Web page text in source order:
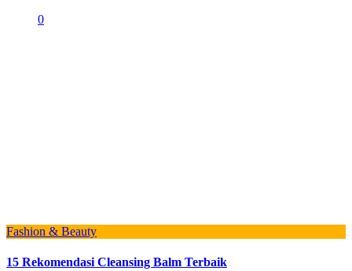
0
Fashion & Beauty
15 Rekomendasi Cleansing Balm Terbaik